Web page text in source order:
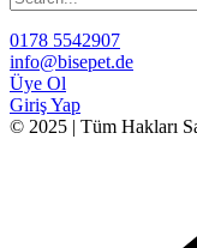
0178 5542907
info@bisepet.de
Üye Ol
Giriş Yap
© 2025 | Tüm Hakları